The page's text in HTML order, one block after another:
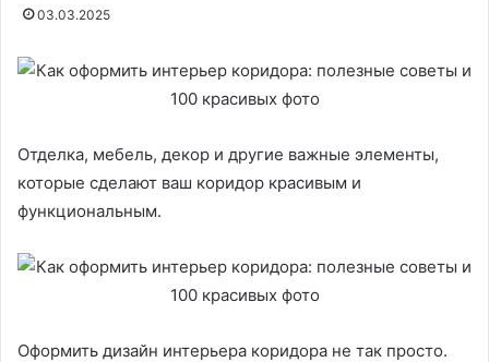
03.03.2025
Отделка, мебель, декор и другие важные элементы,
которые сделают ваш коридор красивым и
функциональным.
Оформить дизайн интерьера коридора не так просто.